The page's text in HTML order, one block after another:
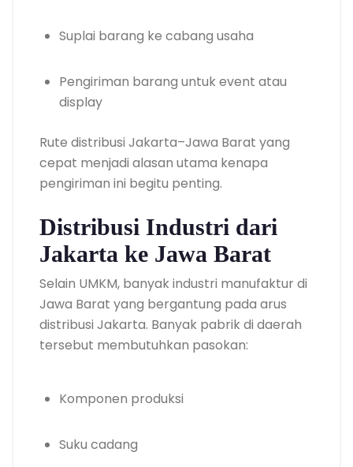
Suplai barang ke cabang usaha
Pengiriman barang untuk event atau
display
Rute distribusi Jakarta–Jawa Barat yang
cepat menjadi alasan utama kenapa
pengiriman ini begitu penting.
Distribusi Industri dari
Jakarta ke Jawa Barat
Selain UMKM, banyak industri manufaktur di
Jawa Barat yang bergantung pada arus
distribusi Jakarta. Banyak pabrik di daerah
tersebut membutuhkan pasokan:
Komponen produksi
Suku cadang